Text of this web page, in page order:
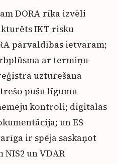
DORA rīka izvēli
IKT risku
pārvaldības ietvaram;
ar termiņu
uzturēšana
pušu līgumu
kontroli; digitālās
un ES
ir spēja saskaņot
un VDAR